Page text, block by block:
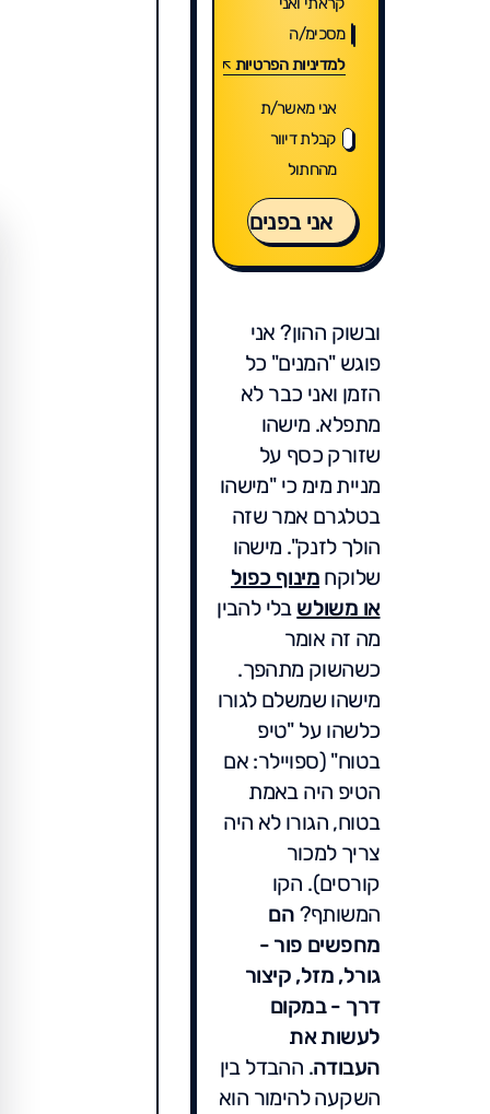
מסכימ/ה
למדיניות הפרטיות
אני מאשר/ת
קבלת דיוור
מהחתול
אני בפנים
ובשוק ההון? אני
פוגש "המנים" כל
הזמן ואני כבר לא
מתפלא. מישהו
שזורק כסף על
מניית מימ כי "מישהו
בטלגרם אמר שזה
הולך לזנק". מישהו
שלוקח מינוף כפול
או משולש בלי להבין
מה זה אומר
כשהשוק מתהפך.
מישהו שמשלם לגורו
כלשהו על "טיפ
בטוח" (ספויילר: אם
הטיפ היה באמת
בטוח, הגורו לא היה
צריך למכור
קורסים). הקו
המשותף? הם
מחפשים פור -
גורל, מזל, קיצור
דרך - במקום
לעשות את
העבודה. ההבדל בין
השקעה להימור הוא